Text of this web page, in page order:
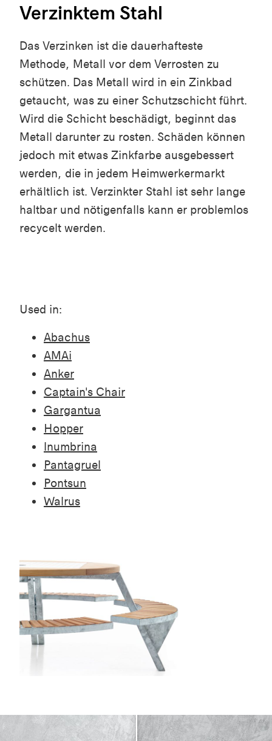
Verzinktem Stahl
Das Verzinken ist die dauerhafteste
Methode, Metall vor dem Verrosten zu
schützen. Das Metall wird in ein Zinkbad
getaucht, was zu einer Schutzschicht führt.
Wird die Schicht beschädigt, beginnt das
Metall darunter zu rosten. Schäden können
jedoch mit etwas Zinkfarbe ausgebessert
werden, die in jedem Heimwerkermarkt
erhältlich ist. Verzinkter Stahl ist sehr lange
haltbar und nötigenfalls kann er problemlos
recycelt werden.
Used in:
Abachus
AMAi
Anker
Captain's Chair
Gargantua
Hopper
Inumbrina
Pantagruel
Pontsun
Walrus